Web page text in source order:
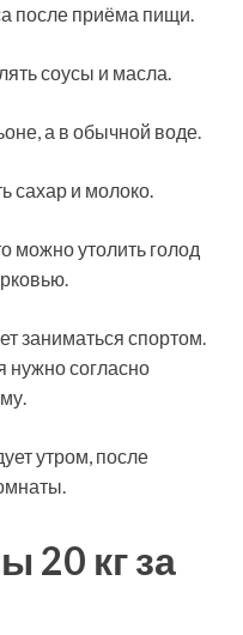
после приёма пищи.
соусы и масла.
а в обычной воде.
сахар и молоко.
можно утолить голод
заниматься спортом.
нужно согласно
утром, после
20 кг за